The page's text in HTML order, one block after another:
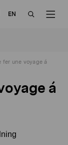
EN
fer une voyage á
á